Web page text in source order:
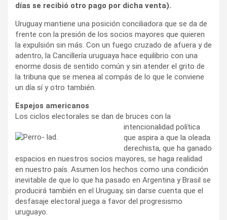
días se recibió otro pago por dicha venta).
Uruguay mantiene una posición conciliadora que se da de
frente con la presión de los socios mayores que quieren
la expulsión sin más. Con un fuego cruzado de afuera y de
adentro, la Cancillería uruguaya hace equilibrio con una
enorme dosis de sentido común y sin atender el grito de
la tribuna que se menea al compás de lo que le conviene
un día sí y otro también.
Espejos americanos
Los ciclos electorales se dan de bruces con la
intencionalidad política
que aspira a que la oleada
derechista, que ha ganado
espacios en nuestros socios mayores, se haga realidad
en nuestro país. Asumen los hechos como una condición
inevitable de que lo que ha pasado en Argentina y Brasil se
producirá también en el Uruguay, sin darse cuenta que el
desfasaje electoral juega a favor del progresismo
uruguayo.